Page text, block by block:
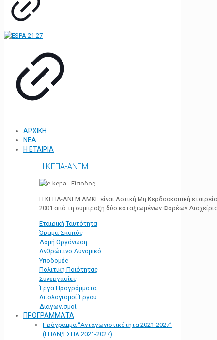
ΑΡΧΙΚΗ
ΝΕΑ
Η ΕΤΑΙΡΙΑ
Η ΚΕΠΑ-ΑΝΕΜ
Η ΚΕΠΑ-ΑΝΕΜ ΑΜΚΕ είναι Αστική Μη Κερδοσκοπική
2001 από τη σύμπραξη δύο καταξιωμένων Φορέων
Εταιρική Ταυτότητα
Όραμα-Σκοπός
Δομή Οργάνωση
Ανθρώπινο Δυναμικό
Υποδομές
Πολιτική Ποιότητας
Συνεργασίες
Έργα Προγράμματα
Απολογισμοί Έργου
Διαγωνισμοί
ΠΡΟΓΡΑΜΜΑΤΑ
Πρόγραμμα “Ανταγωνιστικότητα 2021-2027”
(ΕΠΑΝ/ΕΣΠΑ 2021-2027)